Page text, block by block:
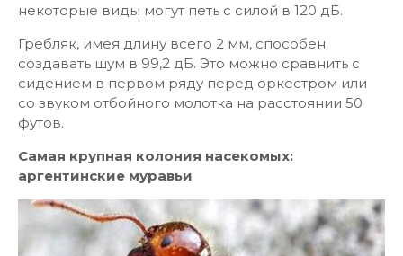
некоторые виды могут петь с силой в 120 дБ.
Гребляк, имея длину всего 2 мм, способен
создавать шум в 99,2 дБ. Это можно сравнить с
сидением в первом ряду перед оркестром или
со звуком отбойного молотка на расстоянии 50
футов.
Самая крупная колония насекомых:
аргентинские муравьи